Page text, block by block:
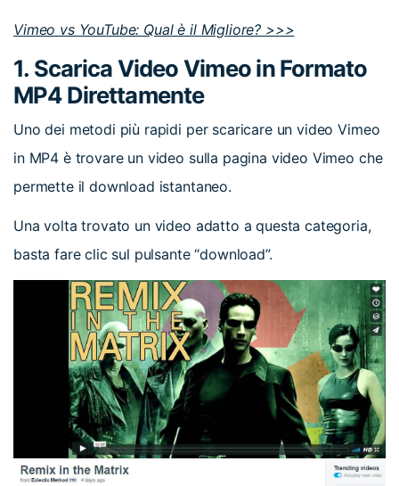
Vimeo vs YouTube: Qual è il Migliore? >>>
1. Scarica Video Vimeo in Formato
MP4 Direttamente
Uno dei metodi più rapidi per scaricare un video Vimeo
in MP4 è trovare un video sulla pagina video Vimeo che
permette il download istantaneo.
Una volta trovato un video adatto a questa categoria,
basta fare clic sul pulsante “download”.